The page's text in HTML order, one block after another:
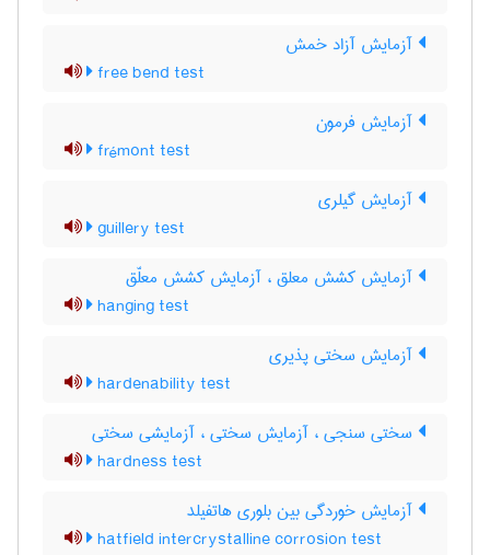
آزمایش آزاد خمش
free bend test
آزمایش فرمون
frémont test
آزمایش گیلری
guillery test
آزمایش کشش معلق ، آزمایش کشش معلّق
hanging test
آزمایش سختی پذیری
hardenability test
سختی سنجی ، آزمایش سختی ، آزمایشی سختی
hardness test
آزمایش خوردگی بین بلوری هاتفیلد
hatfield intercrystalline corrosion test